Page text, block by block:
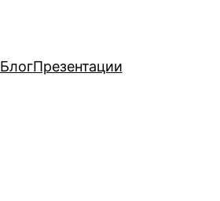
БлогПрезентации